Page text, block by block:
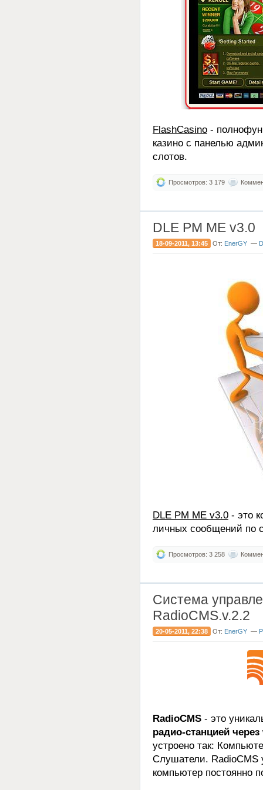
FlashCasino -
казино с панелью
слотов.
Просмотров: 3 179
DLE PM ME v3.0
18-09-2011, 13:45 От: EnerGY —
DLE PM ME v3.0 - это
личных сообщений по
Просмотров: 3 258
Система
RadioCMS.v.2.2
20-05-2011, 22:38 От: EnerGY —
RadioCMS - это
радио-станцией
устроено так:
Слушатели. RadioCMS
компьютер постоянно